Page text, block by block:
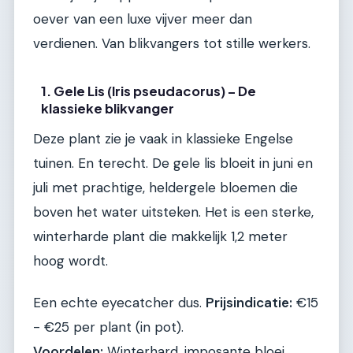
oever van een luxe vijver meer dan
verdienen. Van blikvangers tot stille werkers.
1. Gele Lis (Iris pseudacorus) – De
klassieke blikvanger
Deze plant zie je vaak in klassieke Engelse
tuinen. En terecht. De gele lis bloeit in juni en
juli met prachtige, heldergele bloemen die
boven het water uitsteken. Het is een sterke,
winterharde plant die makkelijk 1,2 meter
hoog wordt.
Een echte eyecatcher dus. Prijsindicatie: €15
- €25 per plant (in pot).